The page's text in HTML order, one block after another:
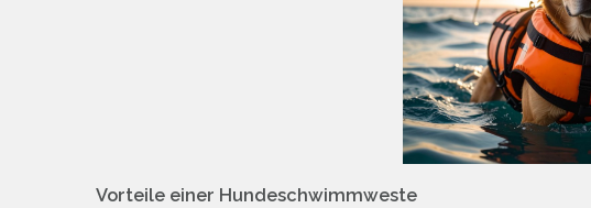
Vorteile einer Hundeschwimmweste